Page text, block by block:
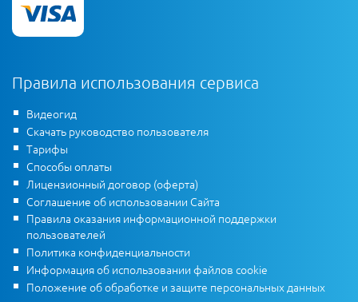
Правила использования сервиса
Видеогид
Скачать руководство пользователя
Тарифы
Способы оплаты
Лицензионный договор (оферта)
Соглашение об использовании Сайта
Правила оказания информационной поддержки
пользователей
Политика конфиденциальности
Информация об использовании файлов cookie
Положение об обработке и защите персональных данных